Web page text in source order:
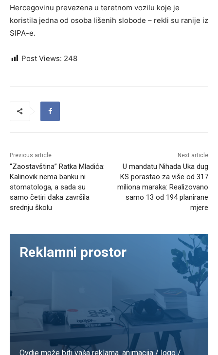
Hercegovinu prevezena u teretnom vozilu koje je
koristila jedna od osoba lišenih slobode – rekli su ranije iz
SIPA-e.
Post Views: 248
Previous article
“Zaostavština” Ratka Mladića:
Kalinovik nema banku ni
stomatologa, a sada su
samo četiri đaka završila
srednju školu
Next article
U mandatu Nihada Uka dug
KS porastao za više od 317
miliona maraka: Realizovano
samo 13 od 194 planirane
mjere
Reklamni prostor
Ovdje može biti vaša reklama. animacija / logo /